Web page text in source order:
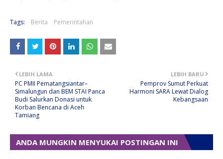
Tags: Berita Pemerintahan
LEBIH BARU
Pemprov Sumut Perkuat
Harmoni SARA Lewat Dialog
Kebangsaan
LEBIH LAMA
PC PMII Pematangsiantar–
Simalungun dan BEM STAI Panca
Budi Salurkan Donasi untuk
Korban Bencana di Aceh
Tamiang
ANDA MUNGKIN MENYUKAI POSTINGAN INI